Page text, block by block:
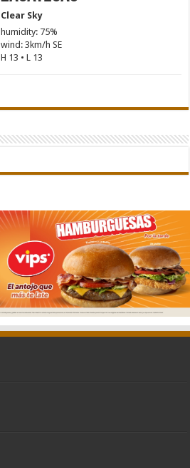
Clear Sky
humidity: 75%
wind: 3km/h SE
H 13 • L 13